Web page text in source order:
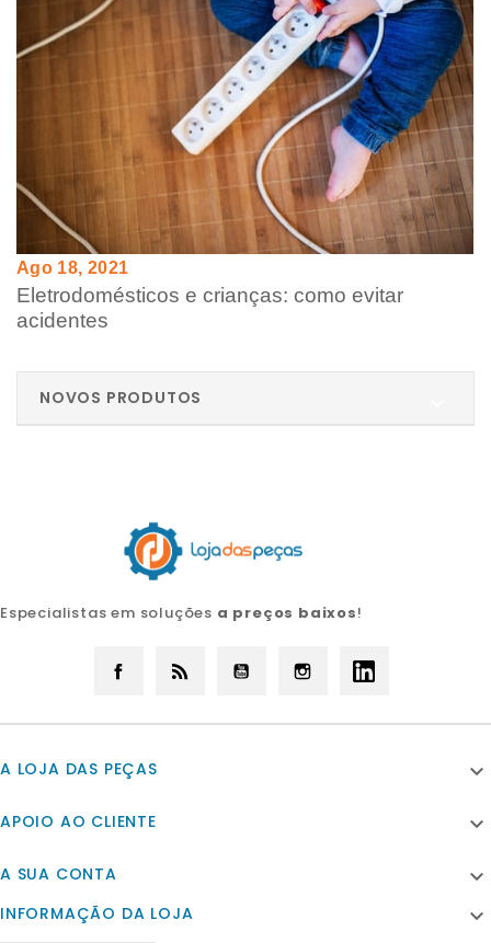
Ago 18, 2021
Eletrodomésticos e crianças: como evitar
acidentes
NOVOS PRODUTOS
Especialistas em soluções a preços baixos!
Facebook YouTube Instagram
A LOJA DAS PEÇAS 
APOIO AO CLIENTE 
A SUA CONTA 
INFORMAÇÃO DA LOJA 